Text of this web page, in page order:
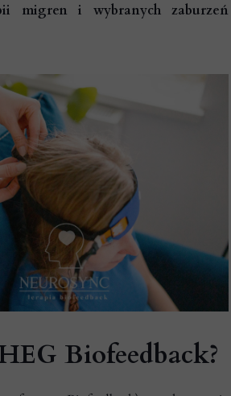
migren i wybranych zaburzeń
Biofeedback?